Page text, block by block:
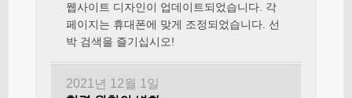
웹사이트 디자인이 업데이트되었습니다. 각
페이지는 휴대폰에 맞게 조정되었습니다. 선
박 검색을 즐기십시오!
2021년 12월 1일